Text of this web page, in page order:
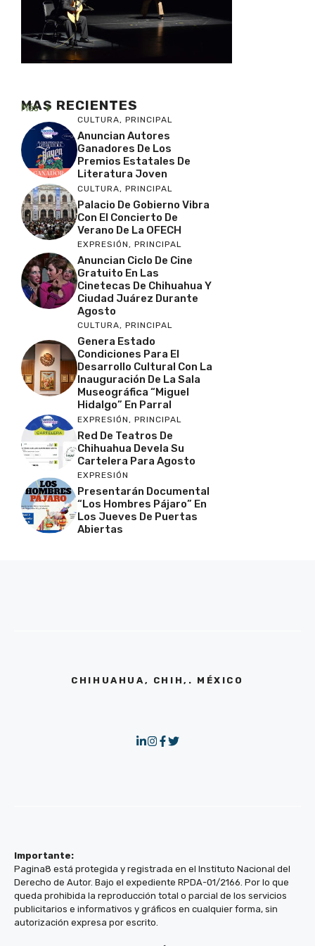
MAS RECIENTES
Más
CULTURA, PRINCIPAL
Anuncian Autores
Ganadores De Los
Premios Estatales De
Literatura Joven
CULTURA, PRINCIPAL
Palacio De Gobierno Vibra
Con El Concierto De
Verano De La OFECH
EXPRESIÓN, PRINCIPAL
Anuncian Ciclo De Cine
Gratuito En Las
Cinetecas De Chihuahua Y
Ciudad Juárez Durante
Agosto
CULTURA, PRINCIPAL
Genera Estado
Condiciones Para El
Desarrollo Cultural Con La
Inauguración De La Sala
Museográfica “Miguel
Hidalgo” En Parral
EXPRESIÓN , PRINCIPAL
Red De Teatros De
Chihuahua Devela Su
Cartelera Para Agosto
EXPRESIÓN
Presentarán Documental
“Los Hombres Pájaro” En
Los Jueves De Puertas
Abiertas
CHIHUAHUA, CHIH,. MÉXICO
Importante:
Pagina8 está protegida y registrada en el Instituto Nacional del
Derecho de Autor. Bajo el expediente RPDA-01/2166. Por lo que
queda prohibida la reproducción total o parcial de los servicios
publicitarios e informativos y gráficos en cualquier forma, sin
autorización expresa por escrito.